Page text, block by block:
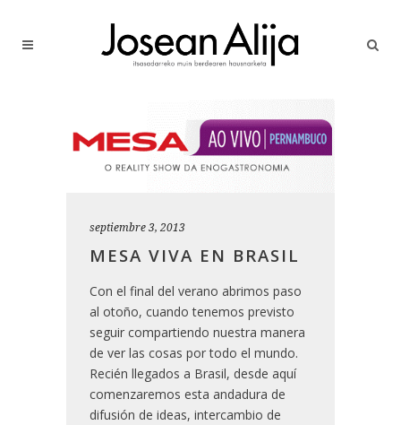
septiembre 3, 2013
MESA VIVA EN BRASIL
Con el final del verano abrimos paso
al otoño, cuando tenemos previsto
seguir compartiendo nuestra manera
de ver las cosas por todo el mundo.
Recién llegados a Brasil, desde aquí
comenzaremos esta andadura de
difusión de ideas, intercambio de